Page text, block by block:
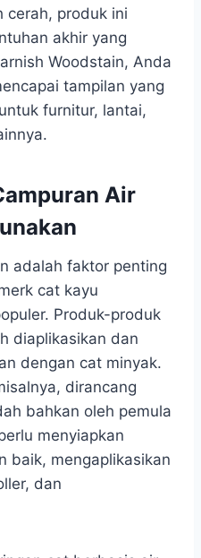
cerah, produk ini
akhir yang
Woodstain, Anda
tampilan yang
furnitur, lantai,
Air
adalah faktor penting
cat kayu
Produk-produk
diaplikasikan dan
dengan cat minyak.
dirancang
bahkan oleh pemula
menyiapkan
baik, mengaplikasikan
dan